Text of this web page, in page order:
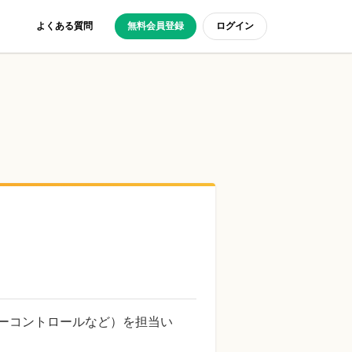
よくある質問 無料会員登録 ログイン
コントロールなど）を担当い